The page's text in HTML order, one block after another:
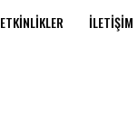
ETKINLIKLER İLETIŞIM